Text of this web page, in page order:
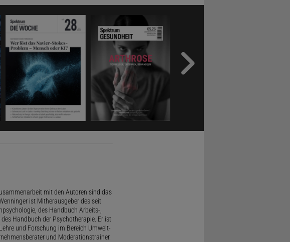
mit den Autoren sind das
ist Mitherausgeber des seit
des Handbuch Arbeits-,
Handbuch der Psychotherapie. Er ist
und Forschung im Bereich Umwelt-
und Moderationstrainer.